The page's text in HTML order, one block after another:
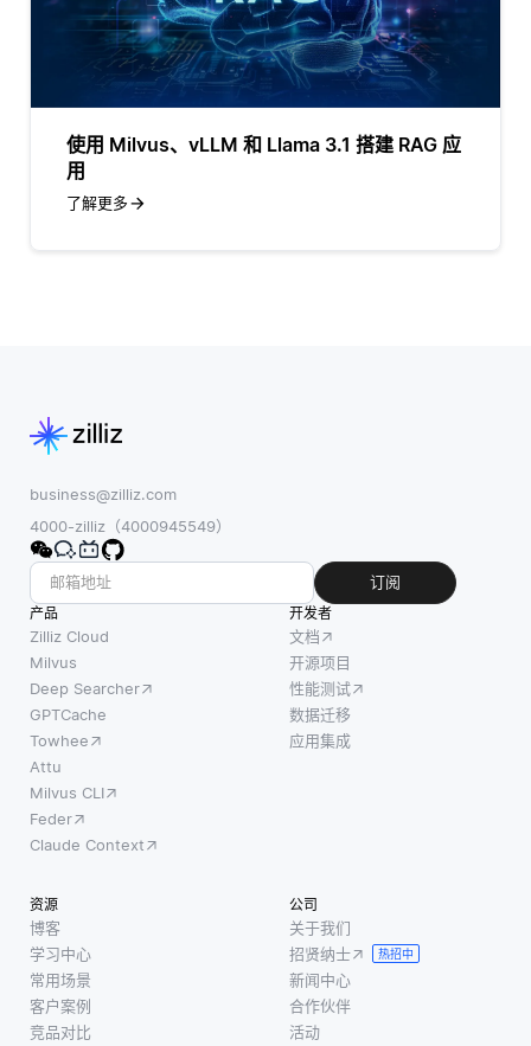
使用 Milvus、vLLM 和 Llama 3.1 搭建 RAG 应
用
了解更多
business@zilliz.com
4000-zilliz（4000945549）
订阅
产品
Zilliz Cloud
Milvus
Deep Searcher
GPTCache
Towhee
Attu
Milvus CLI
Feder
Claude Context
开发者
文档
开源项目
性能测试
数据迁移
应用集成
资源
博客
学习中心
常用场景
客户案例
竞品对比
公司
关于我们
招贤纳士
热招中
新闻中心
合作伙伴
活动